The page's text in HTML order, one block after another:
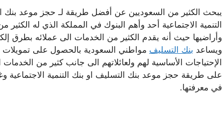
يبحث الكثير من السعوديين عن أفضل طريقة لـ حجز موعد بنك
التنمية الاجتماعية أحد وأهم البنوك في المملكة الذي له
وأراضيها حيث أنه يقدم الكثير من الخدمات الى عملائه بطرق
ويساعد بنك التسليف مواطني السعودية بالحصول على تمويلات
الإحتياجات الأساسية لهم ولعائلاتهم الى جانب كثير من
على طريقة حجز موعد بنك التسليف او بنك التنمية الاجتماعية
في معرفتها.